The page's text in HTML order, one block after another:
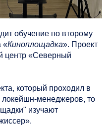
обучение по второму
«Киноплощадка». Проект
центр «Северный
который проходил в
локейшн-менеджеров, то
изучают